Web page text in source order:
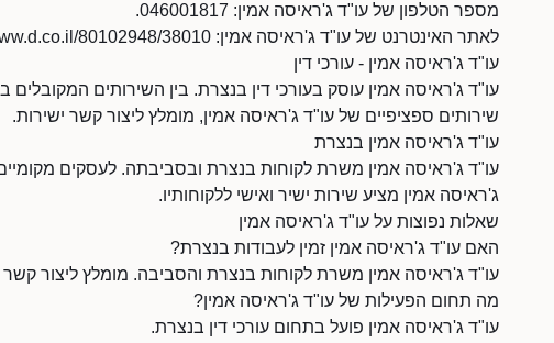
מספר הטלפון של עו"ד ג'ראיסה אמין: 046001817.
לאתר האינטרנט של עו"ד ג'ראיסה אמין: https://www.d.co.il/80102948/38010/
עו"ד ג'ראיסה אמין - עורכי דין
עו"ד ג'ראיסה אמין עוסק בעורכי דין בנצרת. בין השירותים
שירותים ספציפיים של עו"ד ג'ראיסה אמין, מומלץ ליצור קשר ישירות.
עו"ד ג'ראיסה אמין בנצרת
עו"ד ג'ראיסה אמין משרת לקוחות בנצרת ובסביבתה. לעסקים מקומיים
ג'ראיסה אמין מציע שירות ישיר ואישי ללקוחותיו.
שאלות נפוצות על עו"ד ג'ראיסה אמין
האם עו"ד ג'ראיסה אמין זמין לעבודות בנצרת?
עו"ד ג'ראיסה אמין משרת לקוחות בנצרת והסביבה. מומלץ ליצור קשר
מה תחום הפעילות של עו"ד ג'ראיסה אמין?
עו"ד ג'ראיסה אמין פועל בתחום עורכי דין בנצרת.